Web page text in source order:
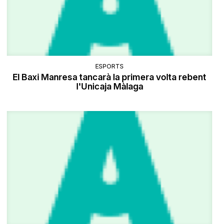
ESPORTS
El Baxi Manresa tancarà la primera volta rebent
l'Unicaja Màlaga